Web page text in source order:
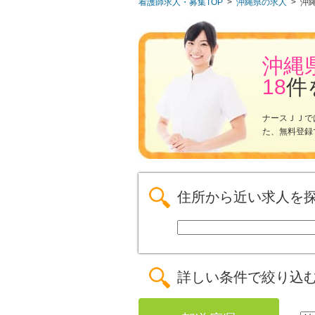
看護師求人・募集TOP > 沖縄県の求人 > 沖
沖縄
18件
ナースＪＪ
た、無料登
住所から近い求人を
詳しい条件で絞り込